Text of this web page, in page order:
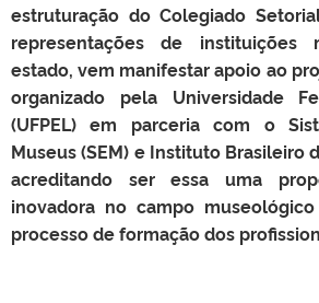
estruturação do Colegiado
representações de instituições
estado, vem manifestar apoio ao
organizado pela Universidade
(UFPEL) em parceria com o
Museus (SEM) e Instituto Brasileiro
acreditando ser essa uma
inovadora no campo
processo de formação dos